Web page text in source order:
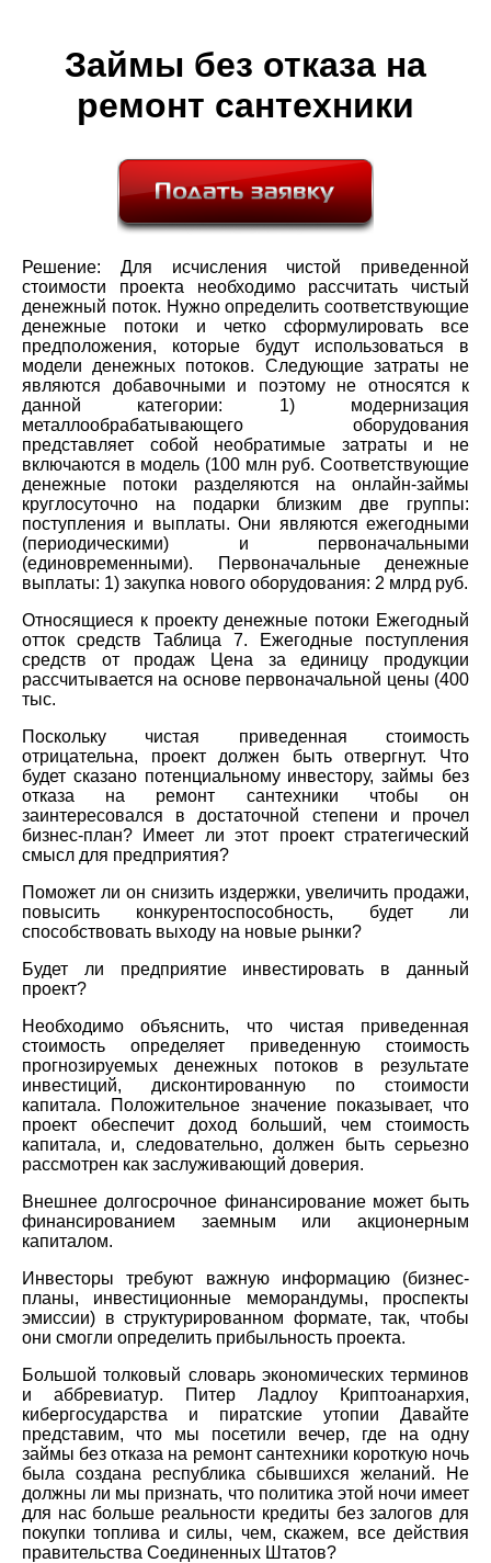
Займы без отказа на
ремонт сантехники
Решение: Для исчисления чистой приведенной
стоимости проекта необходимо рассчитать чистый
денежный поток. Нужно определить соответствующие
денежные потоки и четко сформулировать все
предположения, которые будут использоваться в
модели денежных потоков. Следующие затраты не
являются добавочными и поэтому не относятся к
данной категории: 1) модернизация
металлообрабатывающего оборудования
представляет собой необратимые затраты и не
включаются в модель (100 млн руб. Соответствующие
денежные потоки разделяются на онлайн-займы
круглосуточно на подарки близким две группы:
поступления и выплаты. Они являются ежегодными
(периодическими) и первоначальными
(единовременными). Первоначальные денежные
выплаты: 1) закупка нового оборудования: 2 млрд руб.
Относящиеся к проекту денежные потоки Ежегодный
отток средств Таблица 7. Ежегодные поступления
средств от продаж Цена за единицу продукции
рассчитывается на основе первоначальной цены (400
тыс.
Поскольку чистая приведенная стоимость
отрицательна, проект должен быть отвергнут. Что
будет сказано потенциальному инвестору, займы без
отказа на ремонт сантехники чтобы он
заинтересовался в достаточной степени и прочел
бизнес-план? Имеет ли этот проект стратегический
смысл для предприятия?
Поможет ли он снизить издержки, увеличить продажи,
повысить конкурентоспособность, будет ли
способствовать выходу на новые рынки?
Будет ли предприятие инвестировать в данный
проект?
Необходимо объяснить, что чистая приведенная
стоимость определяет приведенную стоимость
прогнозируемых денежных потоков в результате
инвестиций, дисконтированную по стоимости
капитала. Положительное значение показывает, что
проект обеспечит доход больший, чем стоимость
капитала, и, следовательно, должен быть серьезно
рассмотрен как заслуживающий доверия.
Внешнее долгосрочное финансирование может быть
финансированием заемным или акционерным
капиталом.
Инвесторы требуют важную информацию (бизнес-
планы, инвестиционные меморандумы, проспекты
эмиссии) в структурированном формате, так, чтобы
они смогли определить прибыльность проекта.
Большой толковый словарь экономических терминов
и аббревиатур. Питер Ладлоу Криптоанархия,
кибергосударства и пиратские утопии Давайте
представим, что мы посетили вечер, где на одну
займы без отказа на ремонт сантехники короткую ночь
была создана республика сбывшихся желаний. Не
должны ли мы признать, что политика этой ночи имеет
для нас больше реальности кредиты без залогов для
покупки топлива и силы, чем, скажем, все действия
правительства Соединенных Штатов?